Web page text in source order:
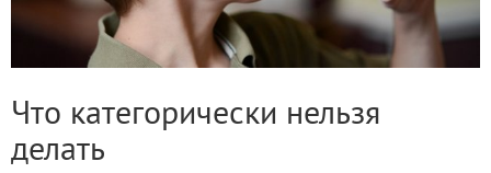
Что категорически нельзя
делать